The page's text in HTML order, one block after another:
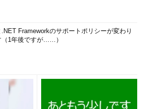
.NET Frameworkのサポートポリシーが変わり
（1年後ですが……）